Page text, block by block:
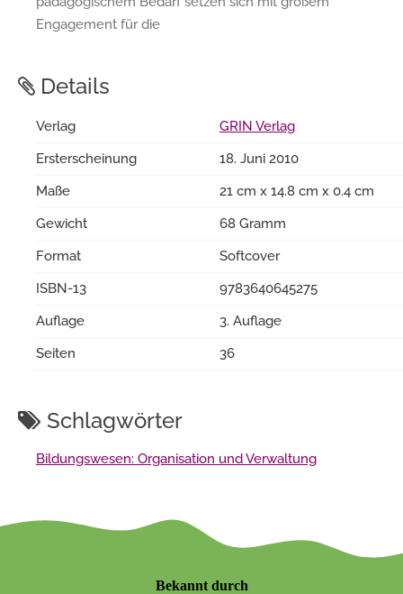
Engagement für die
Details
Verlag
GRIN Verlag
Ersterscheinung
18. Juni 2010
Maße
21 cm x 14.8 cm x 0.4 cm
Gewicht
68 Gramm
Format
Softcover
ISBN-13
9783640645275
Auflage
3. Auflage
Seiten
36
Schlagwörter
Bildungswesen: Organisation und Verwaltung
Bekannt durch